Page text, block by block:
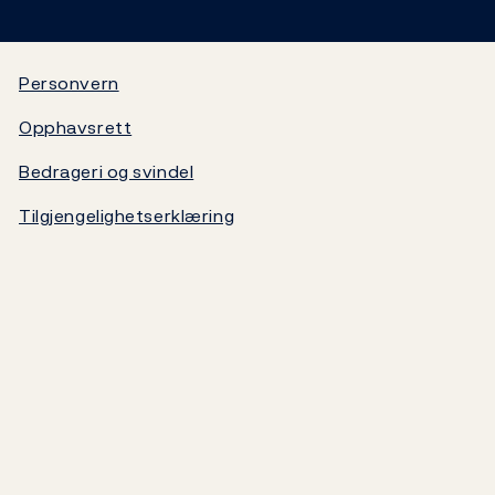
Statsgjeld
Norges Banks oppgjørssystem
Om Norges Bank
Personvern
Opphavsrett
Bedrageri og svindel
Tilgjengelighetserklæring